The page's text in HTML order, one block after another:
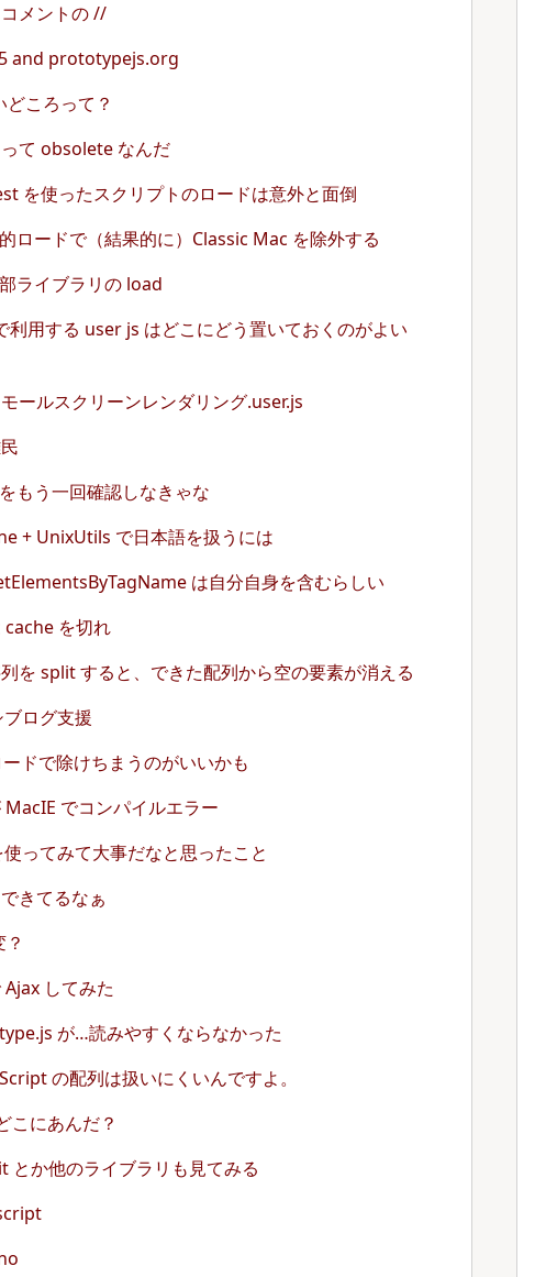
メントの //
and prototypejs.org
ころって？
て obsolete なんだ
を使ったスクリプトのロードは意外と面倒
ロードで（結果的に）Classic Mac を除外する
ライブラリの load
用する user js はどこにどう置いておくのがよい
ールスクリーンレンダリング.user.js
もう一回確認しなきゃな
+ UnixUtils で日本語を扱うには
は自分自身を含むらしい
を切れ
を split すると、できた配列から空の要素が消える
ログ支援
ドで除けちまうのがいいかも
でコンパイルエラー
使ってみて大事だなと思ったこと
きてるなぁ
してみた
が…読みやすくならなかった
の配列は扱いにくいんですよ。
こにあんだ？
とか他のライブラリも見てみる